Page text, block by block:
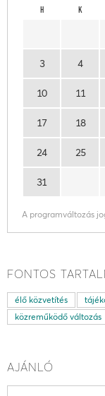
H K
3 4
10 11
17 18
24 25
31
A programváltozás
FONTOS
élő közvetítés
közreműködő változás
AJÁNLÓ